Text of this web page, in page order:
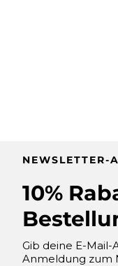
NEWSLETTER-
10%
Gib deine E-Mail-
Anmeldung zum